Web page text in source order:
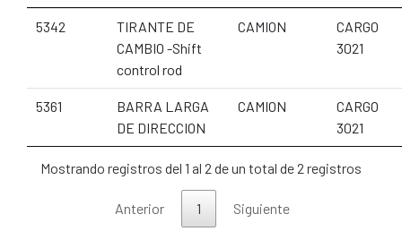
5342
TIRANTE DE
CAMBIO -Shift
control rod
CAMION
CARGO
3021
5361
BARRA LARGA
DE DIRECCION
CAMION
CARGO
3021
Mostrando registros del 1 al 2 de un total de 2 registros
Anterior 1 Siguiente